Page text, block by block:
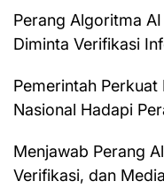
Perang Algoritma
Diminta Verifikasi
Pemerintah
Nasional Hadapi
Menjawab Perang
Verifikasi, dan